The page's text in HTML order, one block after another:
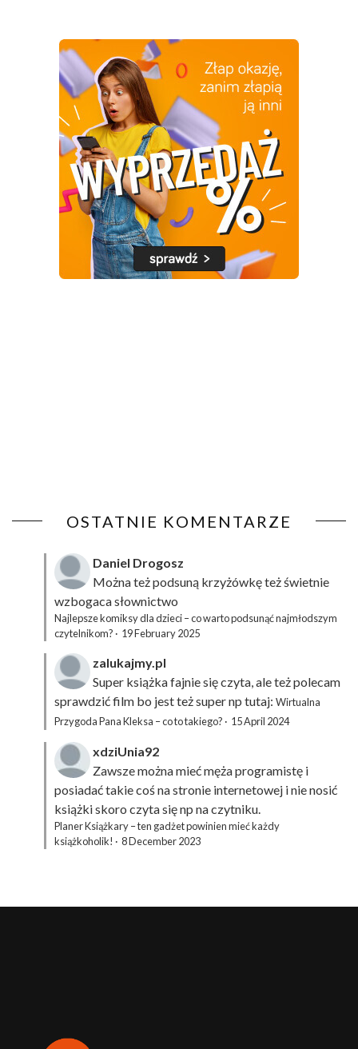
OSTATNIE KOMENTARZE
Daniel Drogosz
Można też podsuną krzyżówkęteż świetnie
wzbogaca słownictwo
Najlepsze komiksy dla dzieci – co warto podsunąć najmłodszym
czytelnikom? · 19 February 2025
zalukajmy.pl
Super książka fajnie się czyta, ale też polecam
sprawdzić film bo jest też super np tutaj: Wirtualna
Przygoda Pana Kleksa – co to takiego? · 15 April 2024
xdziUnia92
Zawsze można mieć męża programistę i
posiadać takie coś na stronie internetowej i nie nosić
książki skoro czyta się np na czytniku.
Planer Książkary – ten gadżet powinien mieć każdy
książkoholik! · 8 December 2023